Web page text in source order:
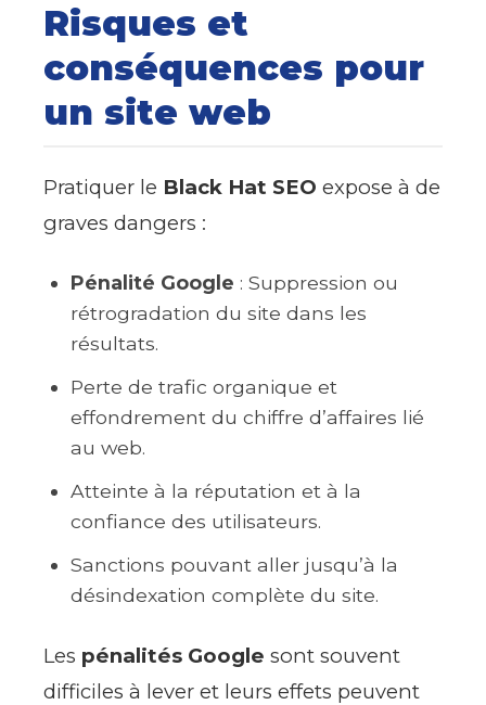
Risques et
conséquences pour
un site web
Pratiquer le Black Hat SEO expose à de
graves dangers :
Pénalité Google : Suppression ou
rétrogradation du site dans les
résultats.
Perte de trafic organique et
effondrement du chiffre d’affaires lié
au web.
Atteinte à la réputation et à la
confiance des utilisateurs.
Sanctions pouvant aller jusqu’à la
désindexation complète du site.
Les pénalités Google sont souvent
difficiles à lever et leurs effets peuvent